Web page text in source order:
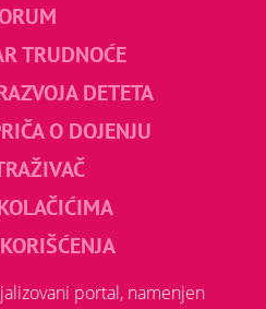
TRUDNOĆE
DETETA
O DOJENJU
portal, namenjen